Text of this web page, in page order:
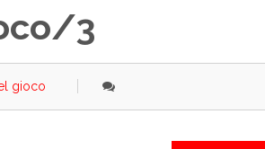
3
gioco